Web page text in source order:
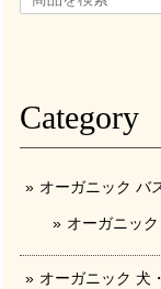
Category
オーガニック
オーガニッ
オーガニック 犬